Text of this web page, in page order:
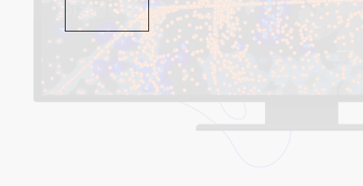
가격 정보 요청